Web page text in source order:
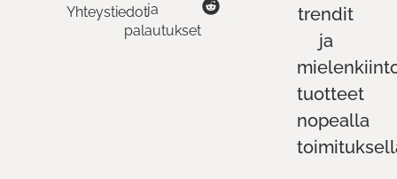
Yhteystiedotja
palautukset
trendit
ja
tuotteet
nopealla